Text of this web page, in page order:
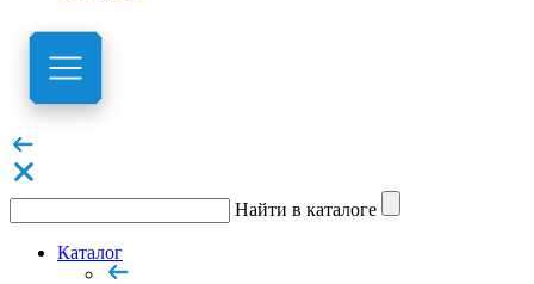
Найти в каталоге
Каталог